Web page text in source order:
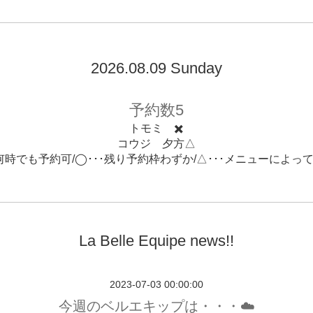
2026.08.09 Sunday
予約数5
トモミ ✖️
コウジ 夕方△
でも予約可/◯･･･残り予約枠わずか/△･･･メニューによっ
La Belle Equipe news!!
2023-07-03 00:00:00
今週のベルエキップは・・・☁️